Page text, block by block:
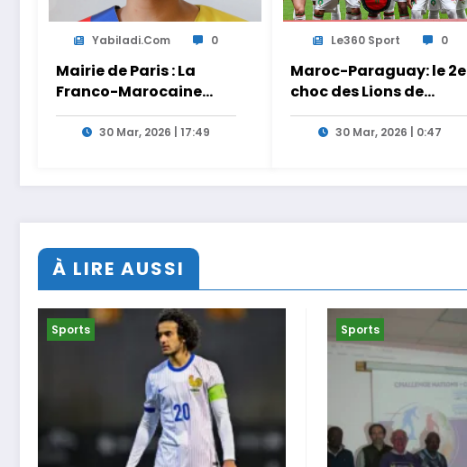
Yabiladi.com 0
Mairie de Paris : La
Franco-Marocaine
Lamia El Aaraje
nommée première
30 Mar, 2026 | 17:49
Le360 Sport 0
Maroc-Paraguay: le 2e
choc des Lions de
Ouahbi en direct sur
Arryadia30 Mar, 2026 | 0:47
À LIRE AUSSI
Sports Sports